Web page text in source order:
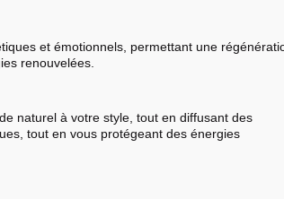
et émotionnels, permettant une
renouvelées.
naturel à votre style, tout en diffusant des
tout en vous protégeant des énergies